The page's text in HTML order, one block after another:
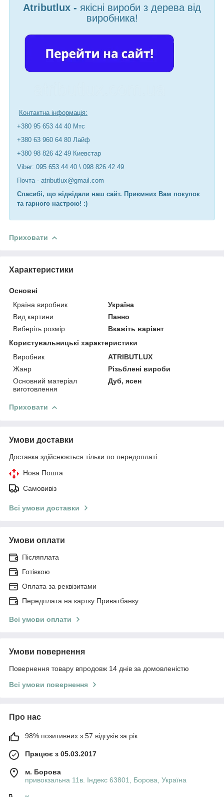
Atributlux - якісні вироби з дерева від
виробника!
Контактна інформація:
+380 95 653 44 40 Мтс
+380 63 960 64 80 Лайф
+380 98 826 42 49 Киевстар
Viber: 095 653 44 40 \ 098 826 42 49
Почта - atributlux@gmail.com
Спасибі, що відвідали наш сайт. Приємних Вам покупок
та гарного настрою! :)
Приховати
Характеристики
Основні
Країна виробник
Україна
Вид картини
Панно
Виберіть розмір
Вкажіть варіант
Користувальницькі характеристики
Виробник
ATRIBUTLUX
Жанр
Різьблені вироби
Основний матеріал
виготовлення
Дуб, ясен
Приховати
Умови доставки
Доставка здійснюється тільки по передоплаті.
Нова Пошта
Самовивіз
Всі умови доставки
Умови оплати
Післяплата
Готівкою
Оплата за реквізитами
Передплата на картку Приватбанку
Всі умови оплати
Умови повернення
Повернення товару впродовж 14 днів за домовленістю
Всі умови повернення
Про нас
98% позитивних з 57 відгуків за рік
Працює з 05.03.2017
м. Борова
привокзальна 11в. Індекс 63801, Борова, Україна